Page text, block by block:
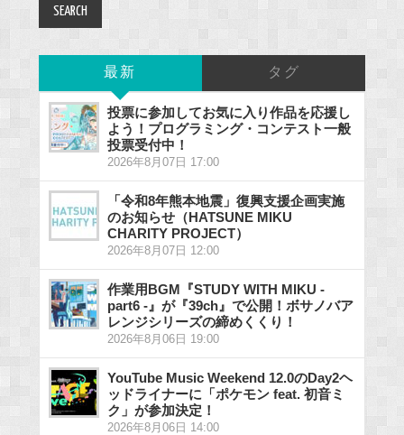
最新 タグ
投票に参加してお気に入り作品を応援し
よう！プログラミング・コンテスト一般
投票受付中！
2026年8月07日 17:00
「令和8年熊本地震」復興支援企画実施
のお知らせ（HATSUNE MIKU
CHARITY PROJECT）
2026年8月07日 12:00
作業用BGM『STUDY WITH MIKU -
part6 -』が『39ch』で公開！ボサノバア
レンジシリーズの締めくくり！
2026年8月06日 19:00
YouTube Music Weekend 12.0のDay2ヘ
ッドライナーに「ポケモン feat. 初音ミ
ク」が参加決定！
2026年8月06日 14:00